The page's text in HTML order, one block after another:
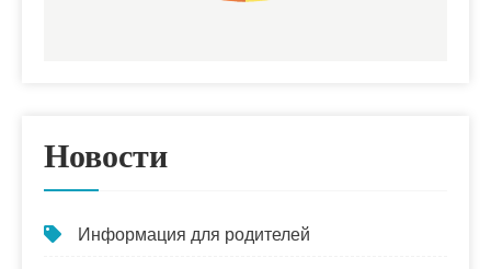
Новости
Информация для родителей